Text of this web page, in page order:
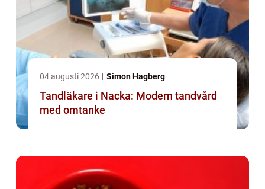
04 augusti 2026 Simon Hagberg
Tandläkare i Nacka: Modern tandvård
med omtanke